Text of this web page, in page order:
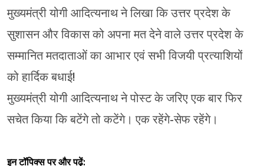
मुख्यमंत्री योगी आदित्यनाथ ने लिखा कि उत्तर प्रदेश के
सुशासन और विकास को अपना मत देने वाले उत्तर प्रदेश के
सम्मानित मतदाताओं का आभार एवं सभी विजयी प्रत्याशियों
को हार्दिक बधाई!
मुख्यमंत्री योगी आदित्यनाथ ने पोस्ट के जरिए एक बार फिर
सचेत किया कि बटेंगे तो कटेंगे। एक रहेंगे-सेफ रहेंगे।
इन टॉपिक्स पर और पढ़ें: